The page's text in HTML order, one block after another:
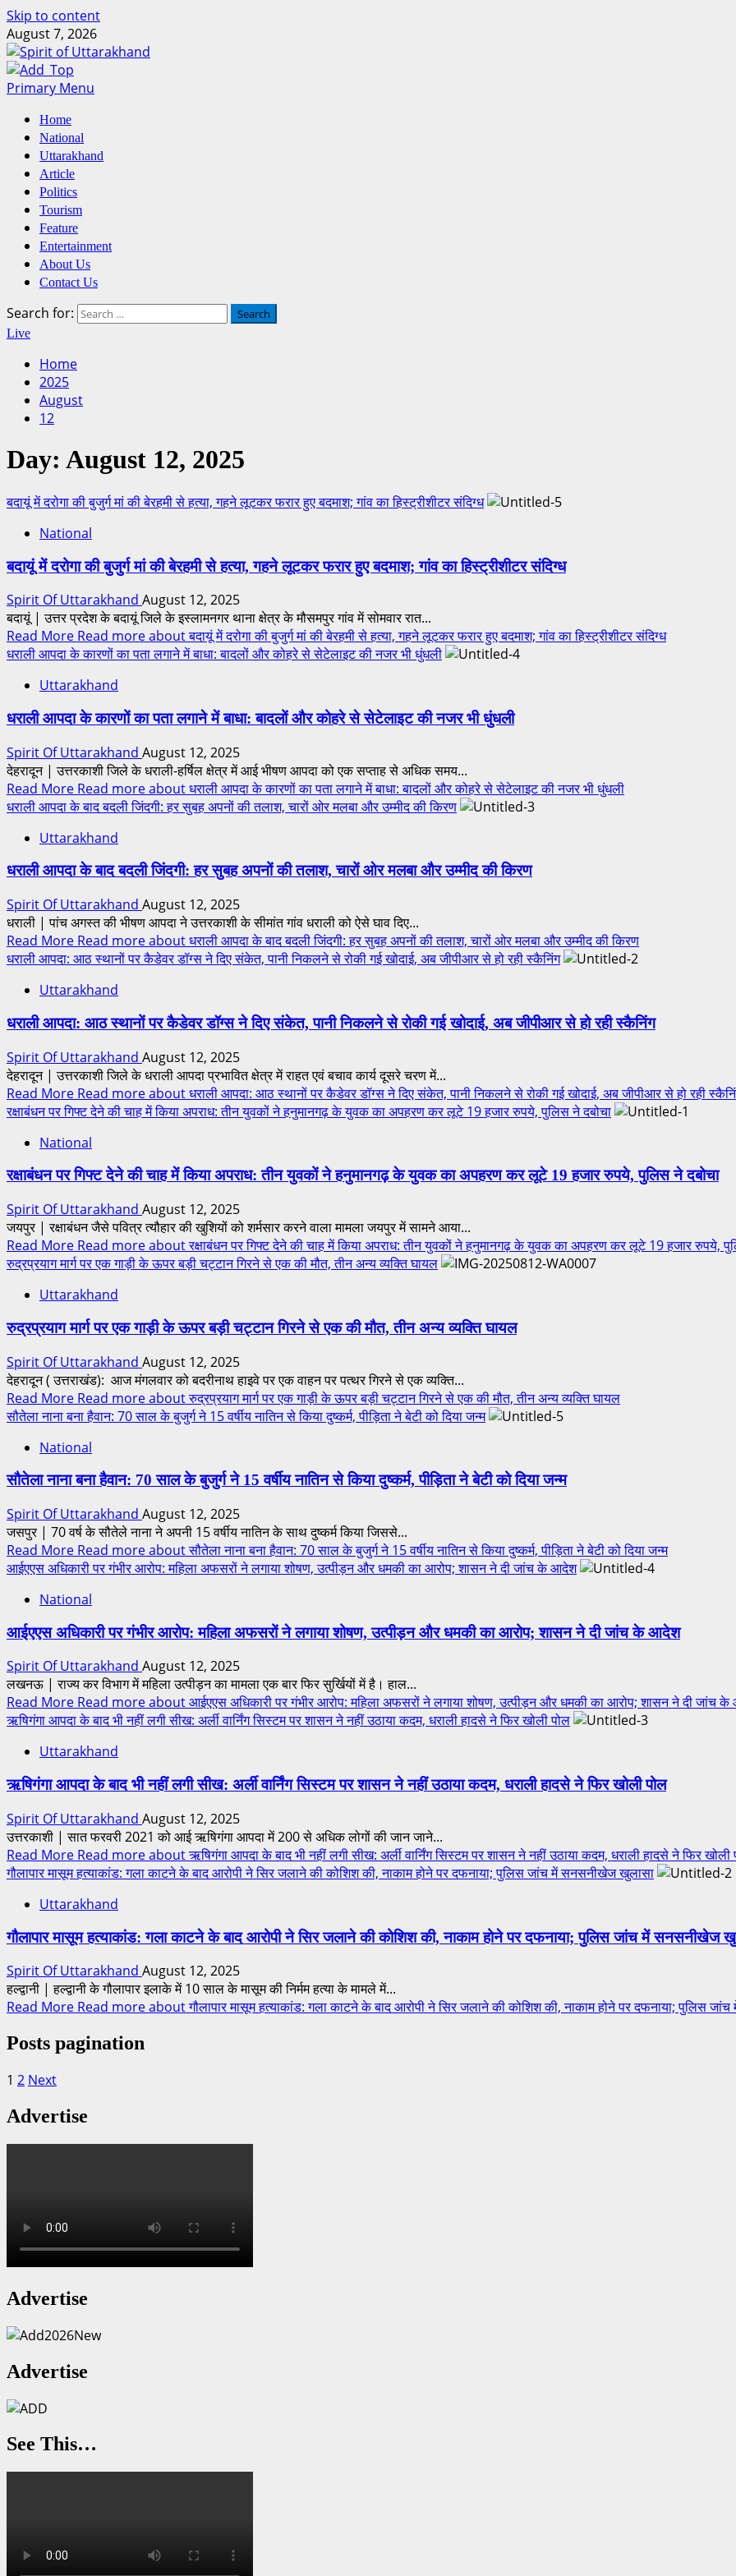
Skip to content
August 7, 2026
Primary Menu
Home
National
Uttarakhand
Article
Politics
Tourism
Feature
Entertainment
About Us
Contact Us
Search for:
Live
Home
2025
August
12
Day: August 12, 2025
बदायूं में दरोगा की बुजुर्ग मां की बेरहमी से हत्या, गहने लूटकर फरार हुए बदमाश; गांव का हिस्ट्रीशीटर संदिग्ध
National
बदायूं में दरोगा की बुजुर्ग मां की बेरहमी से हत्या, गहने लूटकर फरार हुए बदमाश; गांव का हिस्ट्रीशीटर संदिग्ध
Spirit Of Uttarakhand August 12, 2025
बदायूं | उत्तर प्रदेश के बदायूं जिले के इस्लामनगर थाना क्षेत्र के मौसमपुर गांव में सोमवार रात...
Read More Read more about बदायूं में दरोगा की बुजुर्ग मां की बेरहमी से हत्या, गहने लूटकर फरार हुए बदमाश; गांव का हिस्ट्रीशीटर संदिग्ध
धराली आपदा के कारणों का पता लगाने में बाधा: बादलों और कोहरे से सेटेलाइट की नजर भी धुंधली
Uttarakhand
धराली आपदा के कारणों का पता लगाने में बाधा: बादलों और कोहरे से सेटेलाइट की नजर भी धुंधली
Spirit Of Uttarakhand August 12, 2025
देहरादून | उत्तरकाशी जिले के धराली-हर्षिल क्षेत्र में आई भीषण आपदा को एक सप्ताह से अधिक समय...
Read More Read more about धराली आपदा के कारणों का पता लगाने में बाधा: बादलों और कोहरे से सेटेलाइट की नजर भी धुंधली
धराली आपदा के बाद बदली जिंदगी: हर सुबह अपनों की तलाश, चारों ओर मलबा और उम्मीद की किरण
Uttarakhand
धराली आपदा के बाद बदली जिंदगी: हर सुबह अपनों की तलाश, चारों ओर मलबा और उम्मीद की किरण
Spirit Of Uttarakhand August 12, 2025
धराली | पांच अगस्त की भीषण आपदा ने उत्तरकाशी के सीमांत गांव धराली को ऐसे घाव दिए...
Read More Read more about धराली आपदा के बाद बदली जिंदगी: हर सुबह अपनों की तलाश, चारों ओर मलबा और उम्मीद की किरण
धराली आपदा: आठ स्थानों पर कैडेवर डॉग्स ने दिए संकेत, पानी निकलने से रोकी गई खोदाई, अब जीपीआर से हो रही स्कैनिंग
Uttarakhand
धराली आपदा: आठ स्थानों पर कैडेवर डॉग्स ने दिए संकेत, पानी निकलने से रोकी गई खोदाई, अब जीपीआर से हो रही स्कैनिंग
Spirit Of Uttarakhand August 12, 2025
देहरादून | उत्तरकाशी जिले के धराली आपदा प्रभावित क्षेत्र में राहत एवं बचाव कार्य दूसरे चरण में...
Read More Read more about धराली आपदा: आठ स्थानों पर कैडेवर डॉग्स ने दिए संकेत, पानी निकलने से रोकी गई खोदाई, अब जीपीआर से हो रही
रक्षाबंधन पर गिफ्ट देने की चाह में किया अपराध: तीन युवकों ने हनुमानगढ़ के युवक का अपहरण कर लूटे 19 हजार रुपये, पुलिस ने दबोचा
National
रक्षाबंधन पर गिफ्ट देने की चाह में किया अपराध: तीन युवकों ने हनुमानगढ़ के युवक का अपहरण कर लूटे 19 हजार रुपये, पुलिस ने दबोचा
Spirit Of Uttarakhand August 12, 2025
जयपुर | रक्षाबंधन जैसे पवित्र त्यौहार की खुशियों को शर्मसार करने वाला मामला जयपुर में सामने आया...
Read More Read more about रक्षाबंधन पर गिफ्ट देने की चाह में किया अपराध: तीन युवकों ने हनुमानगढ़ के युवक का अपहरण कर लूटे 19 हजार रुपये,
रुद्रप्रयाग मार्ग पर एक गाड़ी के ऊपर बड़ी चट्टान गिरने से एक की मौत, तीन अन्य व्यक्ति घायल
Uttarakhand
रुद्रप्रयाग मार्ग पर एक गाड़ी के ऊपर बड़ी चट्टान गिरने से एक की मौत, तीन अन्य व्यक्ति घायल
Spirit Of Uttarakhand August 12, 2025
देहरादून ( उत्तराखंड): आज मंगलवार को बदरीनाथ हाइवे पर एक वाहन पर पत्थर गिरने से एक व्यक्ति...
Read More Read more about रुद्रप्रयाग मार्ग पर एक गाड़ी के ऊपर बड़ी चट्टान गिरने से एक की मौत, तीन अन्य व्यक्ति घायल
सौतेला नाना बना हैवान: 70 साल के बुजुर्ग ने 15 वर्षीय नातिन से किया दुष्कर्म, पीड़िता ने बेटी को दिया जन्म
National
सौतेला नाना बना हैवान: 70 साल के बुजुर्ग ने 15 वर्षीय नातिन से किया दुष्कर्म, पीड़िता ने बेटी को दिया जन्म
Spirit Of Uttarakhand August 12, 2025
जसपुर | 70 वर्ष के सौतेले नाना ने अपनी 15 वर्षीय नातिन के साथ दुष्कर्म किया जिससे...
Read More Read more about सौतेला नाना बना हैवान: 70 साल के बुजुर्ग ने 15 वर्षीय नातिन से किया दुष्कर्म, पीड़िता ने बेटी को दिया जन्म
आईएएस अधिकारी पर गंभीर आरोप: महिला अफसरों ने लगाया शोषण, उत्पीड़न और धमकी का आरोप; शासन ने दी जांच के आदेश
National
आईएएस अधिकारी पर गंभीर आरोप: महिला अफसरों ने लगाया शोषण, उत्पीड़न और धमकी का आरोप; शासन ने दी जांच के आदेश
Spirit Of Uttarakhand August 12, 2025
लखनऊ | राज्य कर विभाग में महिला उत्पीड़न का मामला एक बार फिर सुर्खियों में है। हाल...
Read More Read more about आईएएस अधिकारी पर गंभीर आरोप: महिला अफसरों ने लगाया शोषण, उत्पीड़न और धमकी का आरोप; शासन ने दी जांच
ऋषिगंगा आपदा के बाद भी नहीं लगी सीख: अर्ली वार्निंग सिस्टम पर शासन ने नहीं उठाया कदम, धराली हादसे ने फिर खोली पोल
Uttarakhand
ऋषिगंगा आपदा के बाद भी नहीं लगी सीख: अर्ली वार्निंग सिस्टम पर शासन ने नहीं उठाया कदम, धराली हादसे ने फिर खोली पोल
Spirit Of Uttarakhand August 12, 2025
उत्तरकाशी | सात फरवरी 2021 को आई ऋषिगंगा आपदा में 200 से अधिक लोगों की जान जाने...
Read More Read more about ऋषिगंगा आपदा के बाद भी नहीं लगी सीख: अर्ली वार्निंग सिस्टम पर शासन ने नहीं उठाया कदम, धराली हादसे ने फिर खोली
गौलापार मासूम हत्याकांड: गला काटने के बाद आरोपी ने सिर जलाने की कोशिश की, नाकाम होने पर दफनाया; पुलिस जांच में सनसनीखेज खुलासा
Uttarakhand
गौलापार मासूम हत्याकांड: गला काटने के बाद आरोपी ने सिर जलाने की कोशिश की, नाकाम होने पर दफनाया; पुलिस जांच में सनसनीखेज
Spirit Of Uttarakhand August 12, 2025
हल्द्वानी | हल्द्वानी के गौलापार इलाके में 10 साल के मासूम की निर्मम हत्या के मामले में...
Read More Read more about गौलापार मासूम हत्याकांड: गला काटने के बाद आरोपी ने सिर जलाने की कोशिश की, नाकाम होने पर दफनाया; पुलिस
Posts pagination
1 2 Next
Advertise
Advertise
Advertise
See This…